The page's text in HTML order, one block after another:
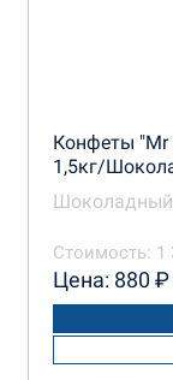
Конфеты
1,5кг/
Стоимость: 1
Цена: 880 ₽